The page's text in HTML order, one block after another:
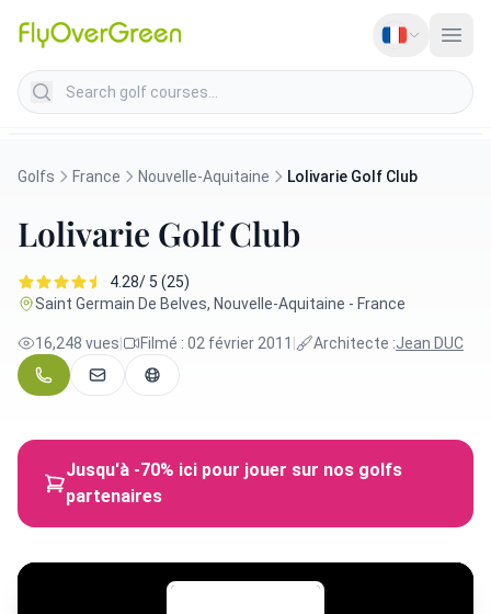
Search golf courses
Golfs France Nouvelle-Aquitaine Lolivarie Golf Club
Lolivarie Golf Club
4.28/ 5 (25)
Saint Germain De Belves, Nouvelle-Aquitaine - France
16,248 vues Filmé : 02 février 2011 Architecte :Jean DUC
Jusqu'à -70% ici pour jouer sur nos golfs
partenaires